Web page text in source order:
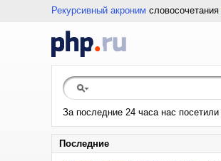
Рекурсивный акроним словосочетания
За последние 24 часа нас посетили
Последние